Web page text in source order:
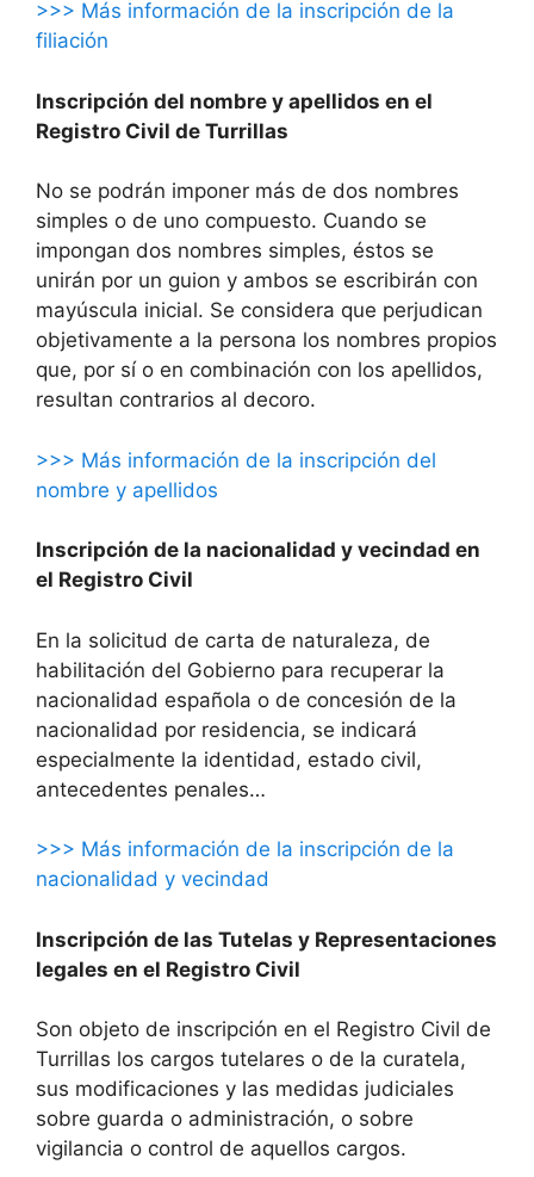
>>> Más información de la inscripción de la
filiación
Inscripción del nombre y apellidos en el
Registro Civil de Turrillas
No se podrán imponer más de dos nombres
simples o de uno compuesto. Cuando se
impongan dos nombres simples, éstos se
unirán por un guion y ambos se escribirán con
mayúscula inicial. Se considera que perjudican
objetivamente a la persona los nombres propios
que, por sí o en combinación con los apellidos,
resultan contrarios al decoro.
>>> Más información de la inscripción del
nombre y apellidos
Inscripción de la nacionalidad y vecindad en
el Registro Civil
En la solicitud de carta de naturaleza, de
habilitación del Gobierno para recuperar la
nacionalidad española o de concesión de la
nacionalidad por residencia, se indicará
especialmente la identidad, estado civil,
antecedentes penales…
>>> Más información de la inscripción de la
nacionalidad y vecindad
Inscripción de las Tutelas y Representaciones
legales en el Registro Civil
Son objeto de inscripción en el Registro Civil de
Turrillas los cargos tutelares o de la curatela,
sus modificaciones y las medidas judiciales
sobre guarda o administración, o sobre
vigilancia o control de aquellos cargos.